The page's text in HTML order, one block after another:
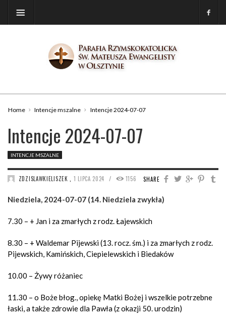
Home Intencje mszalne Intencje 2024-07-07
Intencje 2024-07-07
INTENCJE MSZALNE
SHARE
ZDZISLAWKIELISZEK 1 LIPCA 2024 / 1156
Niedziela, 2024-07-07 (14. Niedziela zwykła)
7.30 – + Jan i za zmarłych z rodz. Łajewskich
8.30 – + Waldemar Pijewski (13. rocz. śm.) i za zmarłych z rodz.
Pijewskich, Kamińskich, Ciepielewskich i Biedaków
10.00 – Żywy różaniec
11.30 – o Boże błog., opiekę Matki Bożej i wszelkie potrzebne
łaski, a także zdrowie dla Pawła (z okazji 50. urodzin)